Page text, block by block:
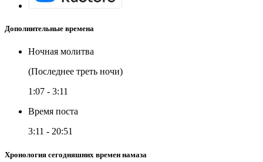
Дополнительные времена
Ночная молитва
(Последнее треть ночи)
1:07 - 3:11
Время поста
3:11 - 20:51
Хронология сегодняшних времен намаза